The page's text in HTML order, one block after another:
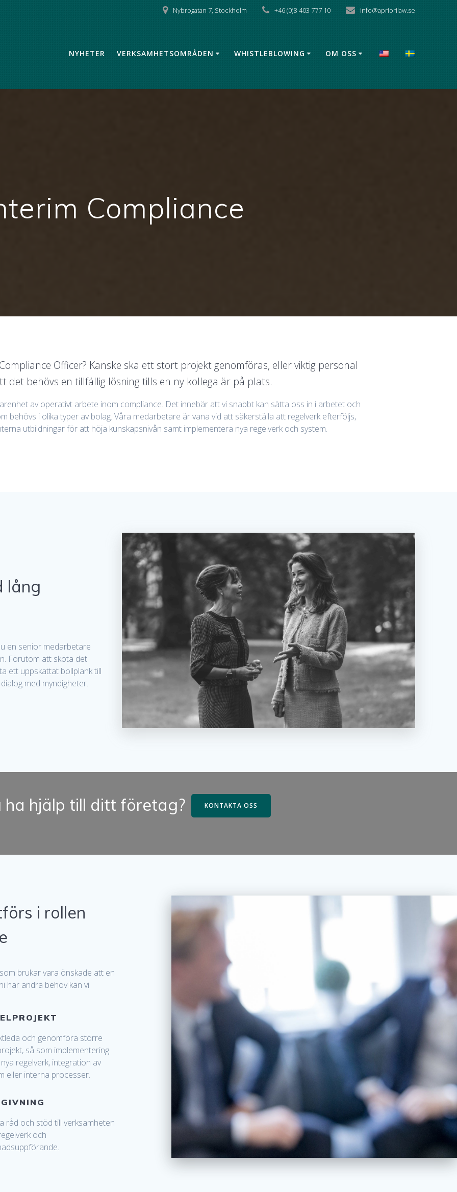
Nybrogatan 7, Stockholm +46 (0)8-403 777 10 info@apriorilaw.se
NYHETER VERKSAMHETSOMRÅDEN WHISTLEBLOWING OM OSS
Compliance
Officer? Kanske ska ett stort projekt genomföras, eller viktig personal
det behövs en tillfällig lösning tills en ny kollega är på plats.
av operativt arbete inom compliance. Det innebär att vi snabbt kan sätta oss in i arbetet och
behövs i olika typer av bolag. Våra medarbetare är vana vid att säkerställa att regelverk efterföljs,
utbildningar för att höja kunskapsnivån samt implementera nya regelverk och system.
lång
en senior medarbetare
Förutom att sköta det
ett uppskattat bollplank till
med myndigheter.
ha hjälp till ditt företag? KONTAKTA OSS
i rollen
brukar vara önskade att en
har andra behov kan vi
och genomföra större
så som implementering
regelverk, integration av
eller interna processer.
råd och stöd till verksamheten
och